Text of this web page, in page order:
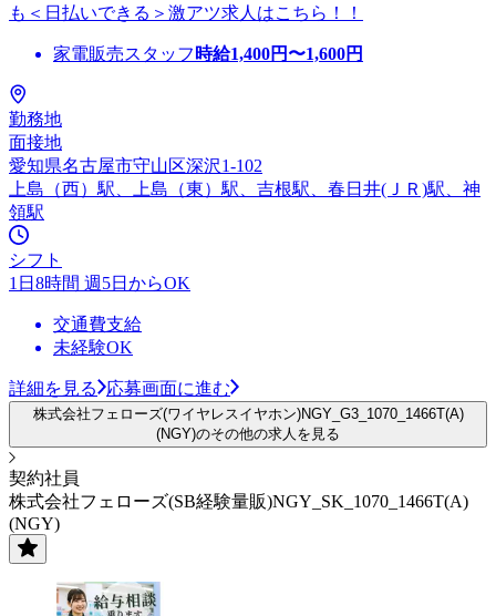
も＜日払いできる＞激アツ求人はこちら！！
家電販売スタッフ 時給1,400円〜1,600円
勤務地
面接地
愛知県名古屋市守山区深沢1-102
上島（西）駅、上島（東）駅、吉根駅、春日井(ＪＲ)駅、神
領駅
シフト
1日8時間 週5日からOK
交通費支給
未経験OK
詳細を見る 応募画面に進む
株式会社フェローズ(ワイヤレスイヤホン)NGY_G3_1070_1466T(A)
(NGY)のその他の求人を見る
契約社員
株式会社フェローズ(SB経験量販)NGY_SK_1070_1466T(A)
(NGY)